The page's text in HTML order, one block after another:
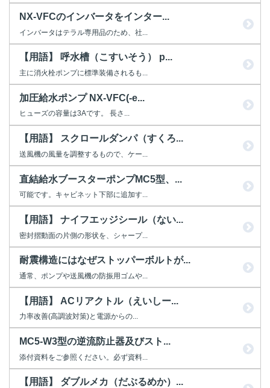
NX-VFCのインバータをインター...
インバータはテラル専用品のため、社...
【用語】 呼水槽（こすいそう） p...
主に消火栓ポンプに標準装備されるも...
加圧給水ポンプ NX-VFC(-e...
ヒューズの容量は3Aです。 長さ...
【用語】 スクロールダンパ（すくろ...
送風機の風量を調整するもので、ケー...
直結給水ブースターポンプMC5型、...
可能です。キャビネット下部に追加す...
【用語】 ナイフエッジシール（ない...
密封摺動面の片側の形状を、シャープ...
耐震構造にはなぜストッパーボルトが...
通常、ポンプや送風機の防振用ゴムや...
【用語】 ACリアクトル（えいしー...
力率改善(高調波対策)と電源からの...
MC5-W3型の逆流防止器及びスト...
添付資料をご参照ください。必ず資料...
【用語】 ダブルメカ（だぶるめか）...